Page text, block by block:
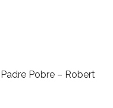
Pobre – Robert